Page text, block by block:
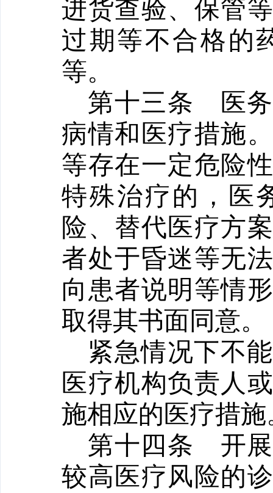
进货查验、保管
过期等不合格的
等。
第十三条
医
病情和医疗措施
等存在一定危险
特殊治疗的，医
险、替代医疗方
者处于昏迷等无
向患者说明等情
取得其书面同意。
紧急情况下不
医疗机构负责人
施相应的医疗措施
第十四条 开
较高医疗风险的